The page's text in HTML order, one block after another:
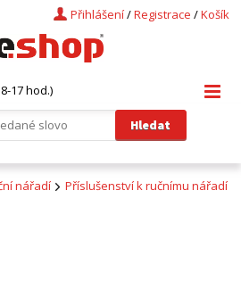
Košík
/
Registrace
/
Přihlášení
17 hod.)
nářadí
Příslušenství k ručnímu nářadí